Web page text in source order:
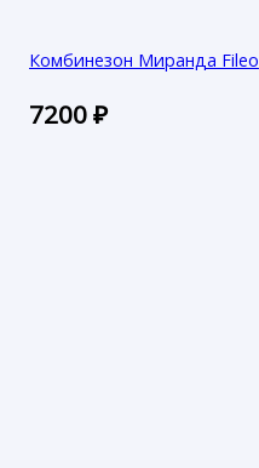
Комбинезон Миранда Fileo
7200₽